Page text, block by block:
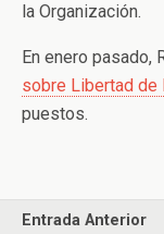
la Organización.
En enero pasado,
sobre Libertad de
puestos.
Entrada Anterior